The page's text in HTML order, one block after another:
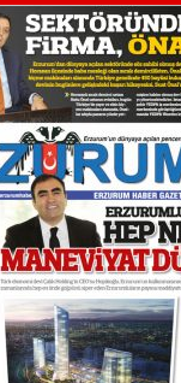
Murat Şahsuvaroğlu
çıtayı yukarı
yönetimdekiler
17 Şubat 2026 SalıOrhan
Bir fotoğraf, bir
gazeteci…
elinde?
31 Mart 2026
A. Berhan
BİR BÖLÜM DEĞİL,
SEÇİYORSUNUZ…
ATATÜRK
28 Temmuz 2026
Ahmet Gökhan
Ahmed